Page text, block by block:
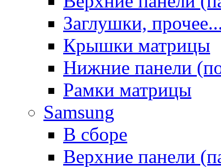
Заглушки,
Крышки матрицы
Нижние панели
Рамки матрицы
Samsung
В сборе
Верхние панели